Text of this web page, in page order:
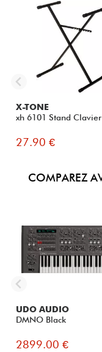
X-TONE
xh 6101 Stand Clavier
27.90 €
COMPAREZ
UDO AUDIO
DMNO Black
2899.00 €